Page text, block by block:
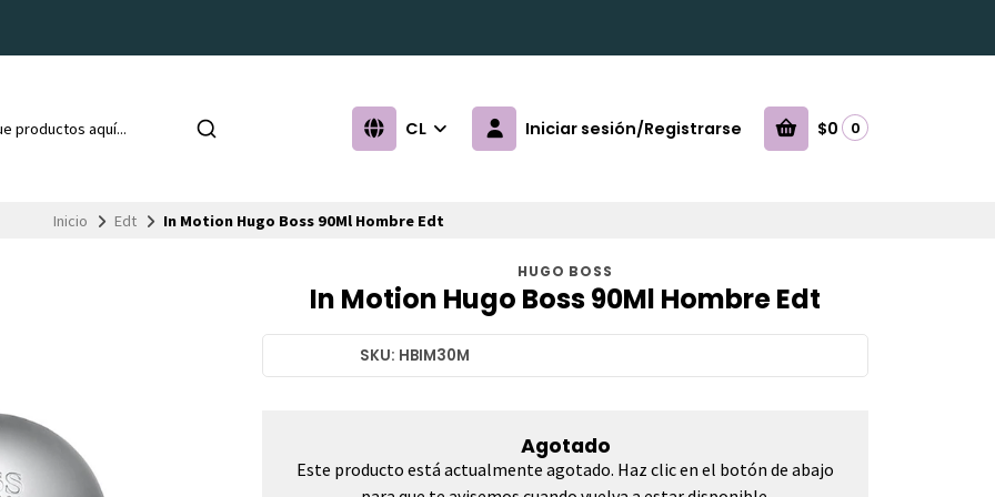
CL Iniciar sesión/Registrarse $0 0
Inicio Edt In Motion Hugo Boss 90Ml Hombre Edt
HUGO BOSS
In Motion Hugo Boss 90Ml Hombre Edt
SKU: HBIM30M
Agotado
Este producto está actualmente agotado. Haz clic en el botón de abajo